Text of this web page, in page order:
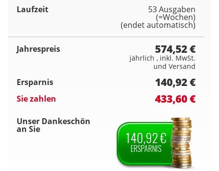
Laufzeit
53 Ausgaben
(=Wochen)
(endet automatisch)
Jahrespreis 574,52 €
jährlich , inkl. MwSt.
und Versand
Ersparnis 140,92 €
Sie zahlen 433,60 €
Unser Dankeschön
an Sie 140,92 €
ERSPARNIS